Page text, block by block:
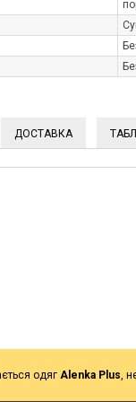
ДОСТАВКА
одяг Alenka Plus,